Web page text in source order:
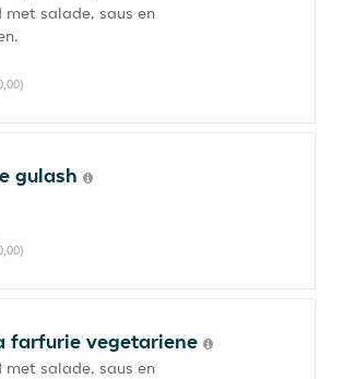
met salade, saus en
gulash
farfurie vegetariene
met salade, saus en